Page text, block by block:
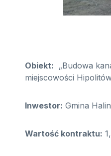
Obiekt: „Budowa
miejscowości
Inwestor: Gmina
Wartość kontraktu: